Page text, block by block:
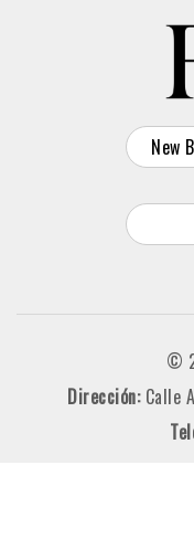
New
©
Dirección: Calle